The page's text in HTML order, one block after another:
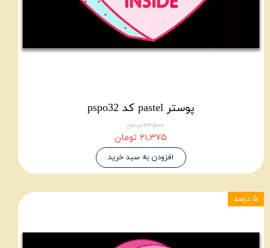
پوستر pastel کد pspo32
۲۲,۵۰۰ تومان
۲۱,۳۷۵ تومان
افزودن به سبد خرید
۵ درصد